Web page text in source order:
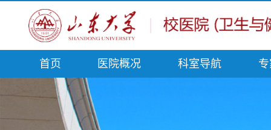
首页 医院概况 科室导航